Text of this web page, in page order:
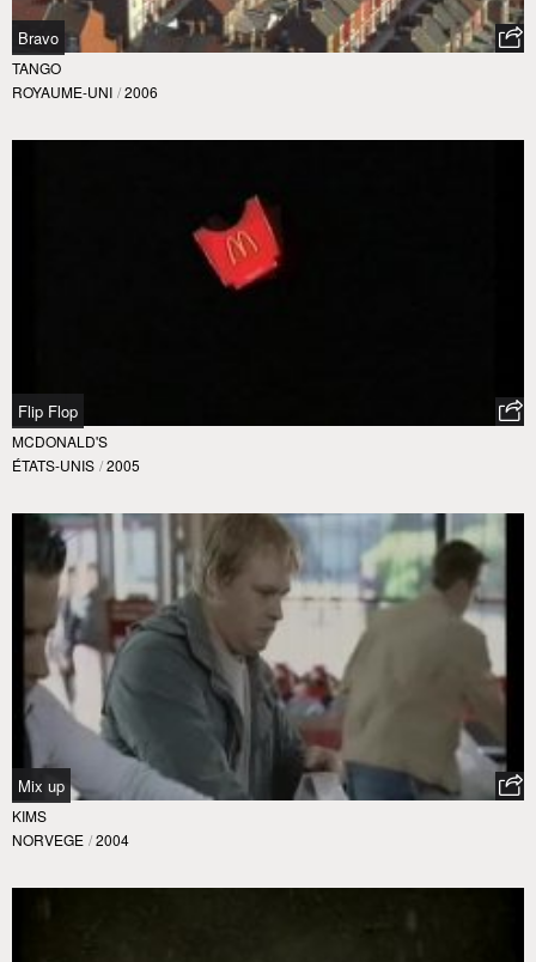
Bravo
TANGO
ROYAUME-UNI / 2006
Flip Flop
MCDONALD'S
ÉTATS-UNIS / 2005
Mix up
KIMS
NORVEGE / 2004